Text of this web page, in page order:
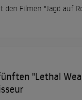
den Filmen "Jagd auf
gestorben.
"Lethal